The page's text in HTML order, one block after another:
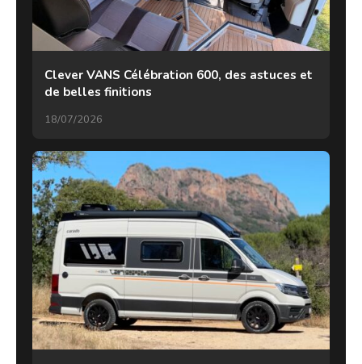
Clever VANS Célébration 600, des astuces et
de belles finitions
18/07/2026